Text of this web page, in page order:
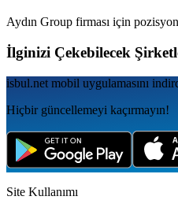
Aydın Group firması için
İlginizi Çekebilecek
isbul.net mobil uygulamаsını
Hiçbir güncellemeyi kaçırmayın!
Site Kullanımı